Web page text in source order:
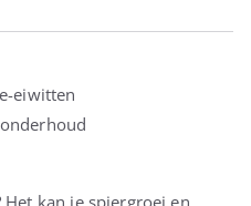
eiwitten
Het kan je spiergroei en